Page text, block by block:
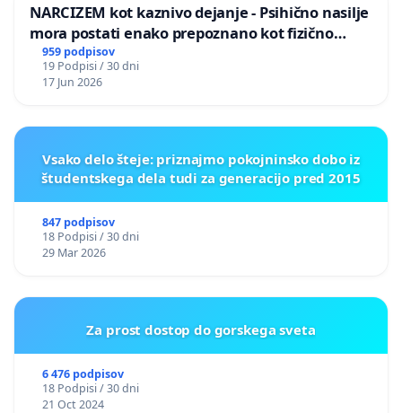
NARCIZEM kot kaznivo dejanje - Psihično nasilje
mora postati enako prepoznano kot fizično
nasilje
959 podpisov
19 Podpisi / 30 dni
17 Jun 2026
Vsako delo šteje: priznajmo pokojninsko dobo iz
študentskega dela tudi za generacijo pred 2015
847 podpisov
18 Podpisi / 30 dni
29 Mar 2026
Za prost dostop do gorskega sveta
6 476 podpisov
18 Podpisi / 30 dni
21 Oct 2024